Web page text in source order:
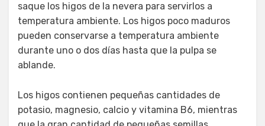
saque los higos de la nevera para servirlos a
temperatura ambiente. Los higos poco maduros
pueden conservarse a temperatura ambiente
durante uno o dos días hasta que la pulpa se
ablande.
Los higos contienen pequeñas cantidades de
potasio, magnesio, calcio y vitamina B6, mientras